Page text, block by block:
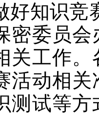
好知识竞
密委员
关工作
活动相
测试等